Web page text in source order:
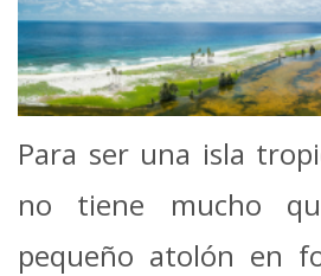
Para ser una isla
no tiene mucho
pequeño atolón en